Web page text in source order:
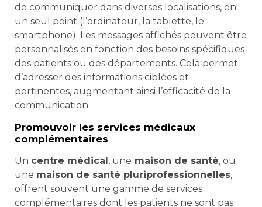
de communiquer dans diverses localisations, en
un seul point (l’ordinateur, la tablette, le
smartphone). Les messages affichés peuvent être
personnalisés en fonction des besoins spécifiques
des patients ou des départements. Cela permet
d’adresser des informations ciblées et
pertinentes, augmentant ainsi l’efficacité de la
communication.
Promouvoir les services médicaux
complémentaires
Un centre médical, une maison de santé, ou
une maison de santé pluriprofessionnelles,
offrent souvent une gamme de services
complémentaires dont les patients ne sont pas